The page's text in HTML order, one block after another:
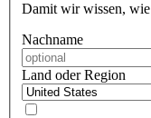
Damit wir wissen,
Nachname
Land oder Region